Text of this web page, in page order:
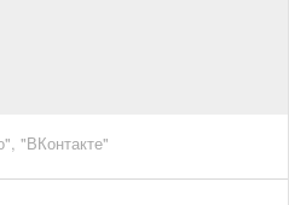
"ВКонтакте"